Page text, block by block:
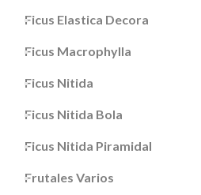
Ficus Elastica Decora
Ficus Macrophylla
Ficus Nitida
Ficus Nitida Bola
Ficus Nitida Piramidal
Frutales Varios